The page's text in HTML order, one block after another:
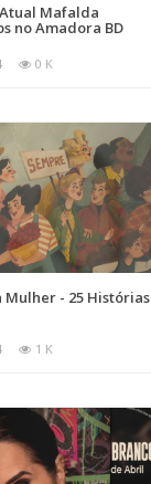
Mafalda
no Amadora BD
0 K
- 25 Histórias
1 K